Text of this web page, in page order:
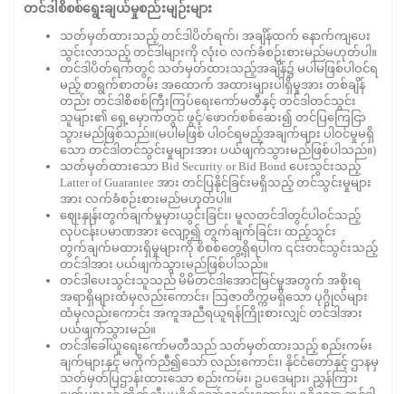
တင်ဒါစိစစ်ရွေးချယ်မှုစည်းမျဉ်းများ
သတ်မှတ်ထားသည့် တင်ဒါပိတ်ရက်၊ အချိန်ထက် နောက်ကျပေး
သွင်းလာသည့် တင်ဒါများကို လုံးဝ လက်ခံစဉ်းစားမည်မဟုတ်ပါ။
တင်ဒါပိတ်ရက်တွင် သတ်မှတ်ထားသည့်အချိန်၌ မပါမဖြစ်ပါဝင်ရ
မည့် စာရွက်စာတမ်း အထောက် အထားများပါရှိမှုအား တစ်ချိန်
တည်း တင်ဒါစိစစ်ကြီးကြပ်ရေးကော်မတီနှင့် တင်ဒါတင်သွင်း
သူများ၏ ရှေ့မှောက်တွင် ဖွင့်/ဖောက်စစ်ဆေး၍ တင်ပြကြေငြာ
သွားမည်ဖြစ်သည်။(မပါမဖြစ် ပါဝင်ရမည့်အချက်များ ပါဝင်မှုမရှိ
သော တင်ဒါတင်သွင်းမှုများအား ပယ်ဖျက်သွားမည်ဖြစ်ပါသည်။)
သတ်မှတ်ထားသော Bid Security or Bid Bond ပေးသွင်းသည့်
Latter of Guarantee အား တင်ပြနိုင်ခြင်းမရှိသည့် တင်သွင်းမှုများ
အား လက်ခံစဉ်းစားမည်မဟုတ်ပါ။
ဈေးနှုန်းတွက်ချက်မှုမှားယွင်းခြင်း၊ မူလတင်ဒါတွင်ပါဝင်သည့်
လုပ်ငန်းပမာဏအား လျော့၍ တွက်ချက်ခြင်း၊ ထည့်သွင်း
တွက်ချက်မထားရှိမှုများကို စိစစ်တွေ့ရှိရပါက ၎င်းတင်သွင်းသည့်
တင်ဒါအား ပယ်ဖျက်သွားမည်ဖြစ်ပါသည်။
တင်ဒါပေးသွင်းသူသည် မိမိတင်ဒါအောင်မြင်မှုအတွက် အစိုးရ
အရာရှိများထံမှလည်းကောင်း၊ သြဇာတိက္ကမရှိသော ပုဂ္ဂိုလ်များ
ထံမှလည်းကောင်း အကူအညီရယူရန်ကြိုးစားလျှင် တင်ဒါအား
ပယ်ဖျက်သွားမည်။
တင်ဒါခေါ်ယူရေးကော်မတီသည် သတ်မှတ်ထားသည့် စည်းကမ်း
ချက်များနှင့် မကိုက်ညီ၍သော် လည်းကောင်း၊ နိုင်ငံတော်နှင့် ဌာနမှ
သတ်မှတ်ပြဌာန်းထားသော စည်းကမ်း၊ ဥပဒေများ၊ ညွှန်ကြား